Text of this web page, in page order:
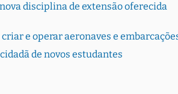
disciplina de extensão oferecida
e operar aeronaves e
de novos estudantes